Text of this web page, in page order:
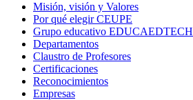
Misión, visión y Valores
Por qué elegir CEUPE
Grupo educativo EDUCAEDTECH
Departamentos
Claustro de Profesores
Certificaciones
Reconocimientos
Empresas